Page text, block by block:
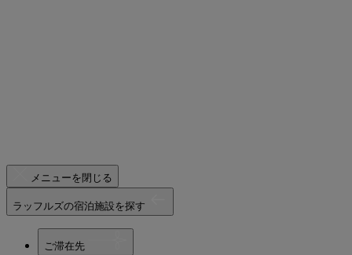
メニューを閉じる
ラッフルズの宿泊施設を探す
ご滞在先